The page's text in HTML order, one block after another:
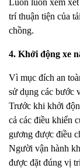
trí thuận tiện của
chồng.
4. Khởi động xe
Vì mục đích an
sử dụng các bước
Trước khi khởi
cả các điều khiển
gương được điều
Người vận hành
được đặt đúng vị